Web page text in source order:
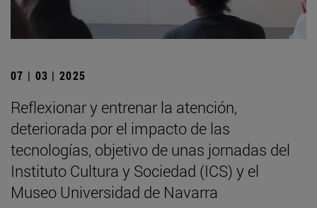
07 | 03 | 2025
Reflexionar y entrenar la atención,
deteriorada por el impacto de las
tecnologías, objetivo de unas jornadas del
Instituto Cultura y Sociedad (ICS) y el
Museo Universidad de Navarra